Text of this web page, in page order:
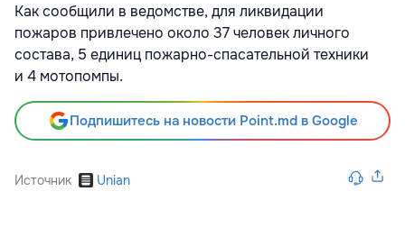
Как сообщили в ведомстве, для ликвидации
пожаров привлечено около 37 человек личного
состава, 5 единиц пожарно-спасательной техники
и 4 мотопомпы.
Подпишитесь на новости Point.md в Google
Источник Unian